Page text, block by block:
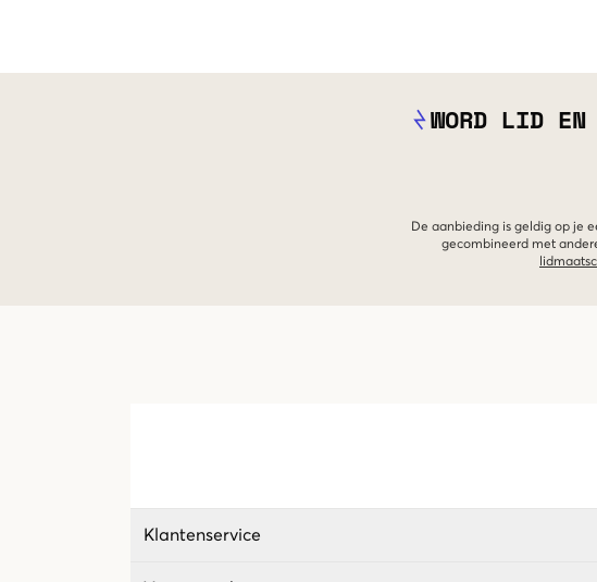
WORD LID
De aanbieding is geldig op je
gecombineerd met
Klantenservice